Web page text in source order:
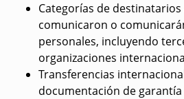
Categorías de destinatarios
comunicaron o
personales, incluyendo
organizaciones
Transferencias
documentación de garantía